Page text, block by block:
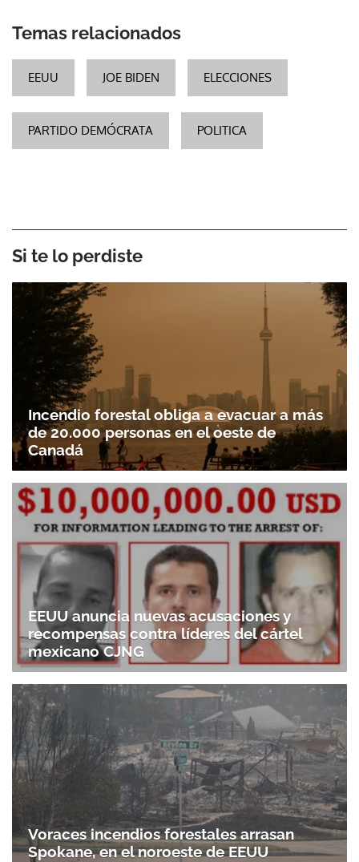
Temas relacionados
EEUU JOE BIDEN ELECCIONES
PARTIDO DEMÓCRATA POLITICA
Si te lo perdiste
Incendio forestal obliga a evacuar a más
de 20.000 personas en el oeste de
Canadá
EEUU anuncia nuevas acusaciones y
recompensas contra líderes del cártel
mexicano CJNG
Voraces incendios forestales arrasan
Spokane, en el noroeste de EEUU